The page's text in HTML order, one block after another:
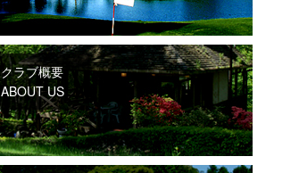
クラブ概要
ABOUT US